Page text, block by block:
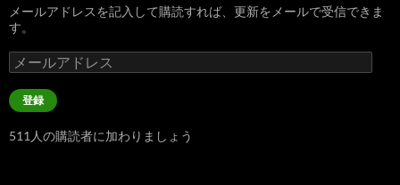
メールアドレスを記入して購読すれば、更新をメールで受信できま
す。
メ
ー
ル
ア
レ
登録
511人の購読者に加わりましょう